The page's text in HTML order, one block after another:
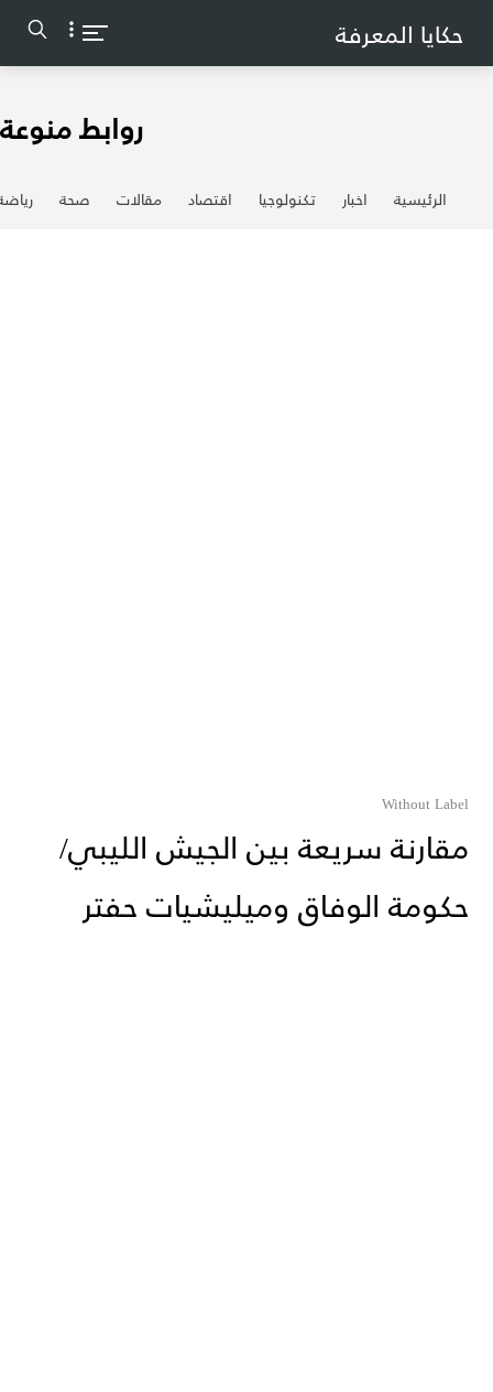
حكايا المعرفة
روابط منوعة
الرئيسية اخبار تكنولوجيا اقتصاد مقالات صحة
Without Label
‏مقارنة سريعة بين الجيش الليبي/
حكومة الوفاق وميليشيات حفتر